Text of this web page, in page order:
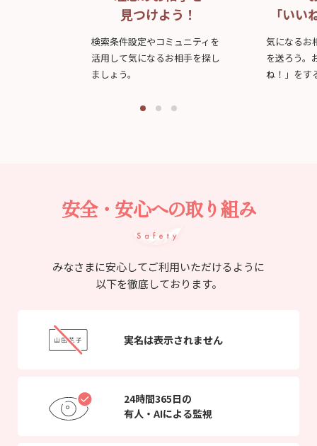
見つけよう！
検索条件設定やコミュニティを
活用して気になるお相手を探し
ましょう。
「い
気になるお
を送ろう。
ね！」をす
安全・安心への取り組み
みなさまに安心してご利用いただけるように
以下を徹底しております。
実名は表示されません
24時間365日の
有人・AIによる監視